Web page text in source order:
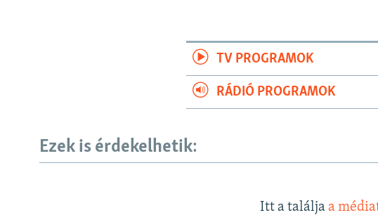
TV PROGRAMOK
RÁDIÓ PROGRAMOK
Ezek is érdekelhetik:
Itt a találja a